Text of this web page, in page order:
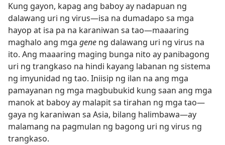
Kung gayon, kapag ang baboy ay nadapuan ng
dalawang uri ng virus​—isa na dumadapo sa mga
hayop at isa pa na karaniwan sa tao​—maaaring
maghalo ang mga gene ng dalawang uri ng virus na
ito. Ang maaaring maging bunga nito ay panibagong
uri ng trangkaso na hindi kayang labanan ng sistema
ng imyunidad ng tao. Iniisip ng ilan na ang mga
pamayanan ng mga magbubukid kung saan ang mga
manok at baboy ay malapit sa tirahan ng mga tao​—
gaya ng karaniwan sa Asia, bilang halimbawa​—ay
malamang na pagmulan ng bagong uri ng virus ng
trangkaso.